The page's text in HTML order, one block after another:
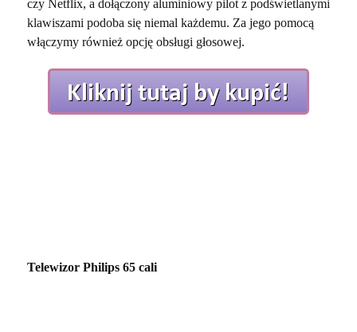
czy Netflix, a dołączony aluminiowy pilot z podświetlanymi
klawiszami podoba się niemal każdemu. Za jego pomocą
włączymy również opcję obsługi głosowej.
Telewizor Philips 65 cali